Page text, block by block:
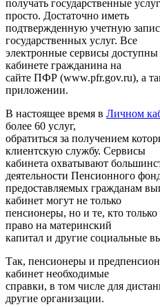
получать государственные
просто. Достаточно иметь
подтвержденную учетную
государственных услуг. Все
электронные сервисы
кабинете гражданина на
сайте ПФР (www.pfr.gov.ru), а
приложении.
В настоящее время в Личном
более 60 услуг,
обратиться за получением
клиентскую службу. Сервисы
кабинета охватывают
деятельности Пенсионного
предоставляемых гражданам
кабинет могут не только
пенсионеры, но и те, кто
право на материнский
капитал и другие социальные
Так, пенсионеры и
кабинет необходимые
справки, в том числе для
другие организации.